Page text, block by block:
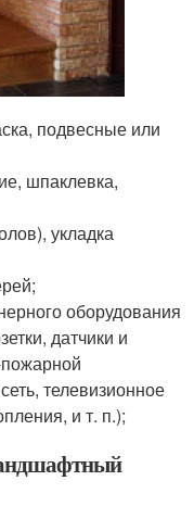
подвесные или
шпаклевка,
укладка
оборудования
датчики и
телевизионное
и т. п.);